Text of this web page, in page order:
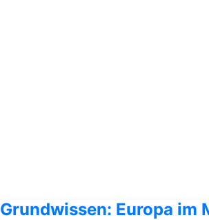
Grundwissen: Europa